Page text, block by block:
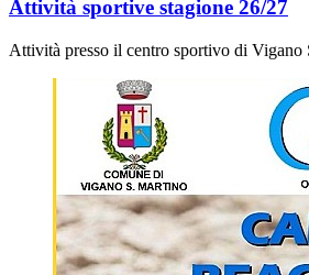
Attività sportive stagione 26/27
Attività presso il centro sportivo di Vigano